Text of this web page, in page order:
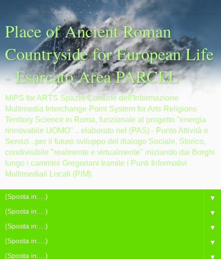
Place of Ancient Roman
Countryside for European Life
- Esarcato Area PARCEL
MIPS for ARTS Spazio Comune dell'Informazione
Multimedia Interchange Point System for Arts Religions
Territory Science in Roma, funzionale al progetto "energia
rinnovabile UOMO" .. elaborato nel (PAS) - Punto Attività e
Servizi ..per il futuro sviluppo del dialogo Sociale, Storico,
condivisibile "realmente e virtualmente" iniziando dai Borghi
lungo i cammini Gregoriani tramite i Punti Informativi
Multimediali Locali (PIM).
▼
▼
▼
▼
▼